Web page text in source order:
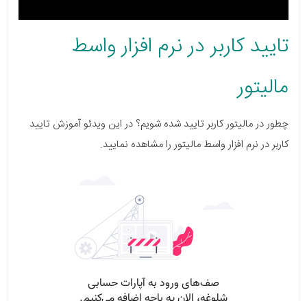
تایید کاربر در نرم افزار واسط
مالیتور
چطور در مالیتور کاربر تایید شده شویم؟ در این ویدئو آموزش تایید
کاربر در نرم افزار واسط مالیتور را مشاهده نمایید.